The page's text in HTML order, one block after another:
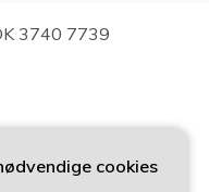
3740 7739
cookies